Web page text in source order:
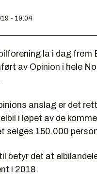
- 19:04
la i dag
av Opinion i hele
anslag er det
elbil i løpet av de
selges 150.000
betyr det at
i 2018.